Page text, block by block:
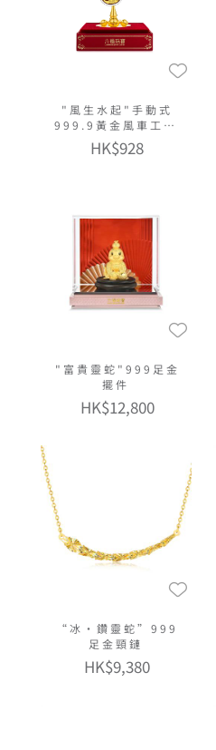
"風生水起"手動式
999.9黃金風車工藝
品
HK$928
"富貴靈蛇"999足金
擺件
HK$12,800
“冰‧鑽靈蛇”999
足金頸鏈
HK$9,380